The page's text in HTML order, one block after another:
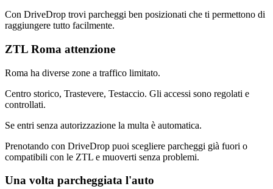
Con DriveDrop trovi parcheggi ben posizionati che ti permettono di
raggiungere tutto facilmente.
ZTL Roma attenzione
Roma ha diverse zone a traffico limitato.
Centro storico, Trastevere, Testaccio. Gli accessi sono regolati e
controllati.
Se entri senza autorizzazione la multa è automatica.
Prenotando con DriveDrop puoi scegliere parcheggi già fuori o
compatibili con le ZTL e muoverti senza problemi.
Una volta parcheggiata l'auto